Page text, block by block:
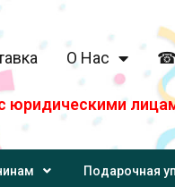
О Нас ☎
юридическими
Подарочная